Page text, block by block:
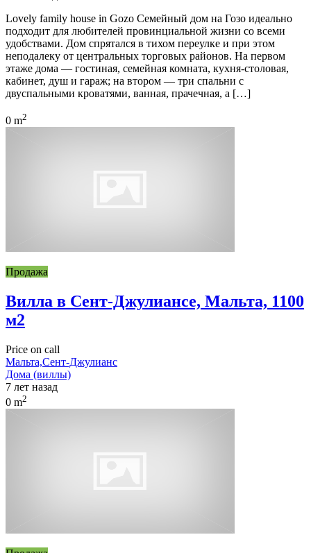
Lovely family house in Gozo Семейный дом на Гозо идеально
подходит для любителей провинциальной жизни со всеми
удобствами. Дом спрятался в тихом переулке и при этом
неподалеку от центральных торговых районов. На первом
этаже дома — гостиная, семейная комната, кухня-столовая,
кабинет, душ и гараж; на втором — три спальни с
двуспальными кроватями, ванная, прачечная, а […]
0 m2
Продажа
Вилла в Сент-Джулиансе, Мальта, 1100
м2
Price on call
Мальта,Сент-Джулианс
Дома (виллы)
7 лет назад
0 m2